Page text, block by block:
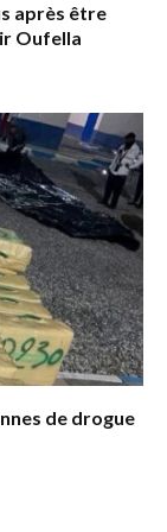
après être
Oufella
de drogue